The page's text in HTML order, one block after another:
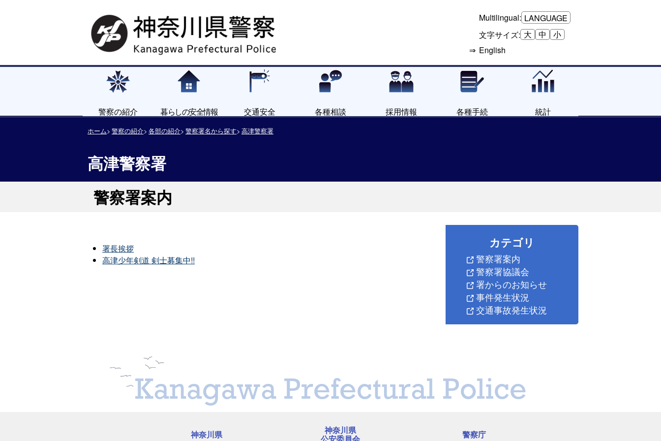
Multilingual: LANGUAGE
文字サイズ: 大 中
小
English
警察の紹介 暮らしの安全情報 交通安全 各種相談 採用情報 各種手続 統計
ホーム 警察の紹介 各部の紹介 警察署名から探す 高津警察署
高津警察署
警察署案内
署長挨拶
高津少年剣道 剣士募集中!!
カテゴリ
警察署案内
警察署協議会
署からのお知らせ
事件発生状況
交通事故発生状況
Kanagawa Prefectural Police
神奈川県 神奈川県
公安委員会 警察庁